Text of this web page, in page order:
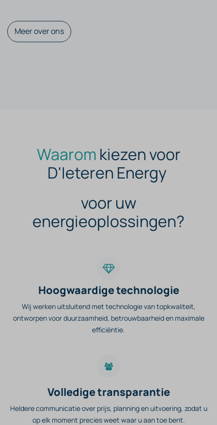
Meer over ons
Waarom kiezen voor
D'Ieteren Energy
voor uw
energieoplossingen?
Hoogwaardige technologie
Wij werken uitsluitend met technologie van topkwaliteit,
ontworpen voor duurzaamheid, betrouwbaarheid en maximale
efficiëntie.
Volledige transparantie
Heldere communicatie over prijs, planning en uitvoering, zodat u
op elk moment precies weet waar u aan toe bent.